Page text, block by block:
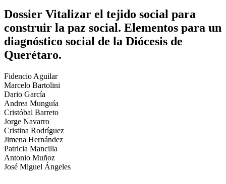
Dossier Vitalizar el tejido social para
construir la paz social. Elementos para un
diagnóstico social de la Diócesis de
Querétaro.
Fidencio Aguilar
Marcelo Bartolini
Dario García
Andrea Munguía
Cristóbal Barreto
Jorge Navarro
Cristina Rodríguez
Jimena Hernández
Patricia Mancilla
Antonio Muñoz
José Miguel Ángeles